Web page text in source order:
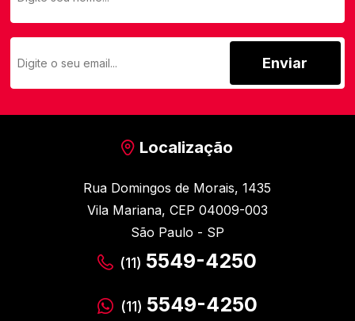
Enviar
Localização
Rua Domingos de Morais, 1435
Vila Mariana, CEP 04009-003
São Paulo - SP
(11) 5549-4250
(11) 5549-4250